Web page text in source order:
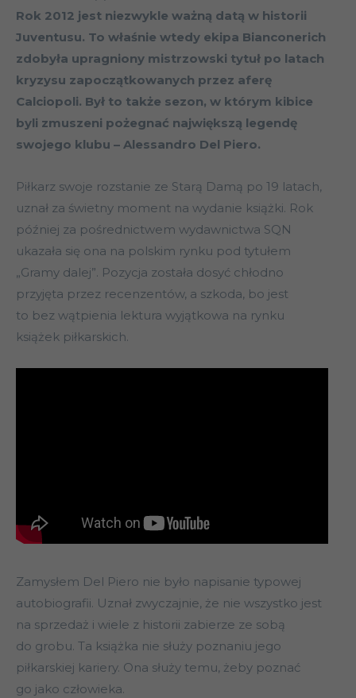
Rok 2012 jest niezwykle ważną datą w historii
Juventusu. To właśnie wtedy ekipa Bianconerich
zdobyła upragniony mistrzowski tytuł po latach
kryzysu zapoczątkowanych przez aferę
Calciopoli. Był to także sezon, w którym kibice
byli zmuszeni pożegnać największą legendę
swojego klubu – Alessandro Del Piero.
Piłkarz swoje rozstanie ze Starą Damą po 19 latach,
uznał za świetny moment na wydanie książki. Rok
później za pośrednictwem wydawnictwa SQN
ukazała się ona na polskim rynku pod tytułem
„Gramy dalej”. Pozycja została dosyć chłodno
przyjęta przez recenzentów, a szkoda, bo jest
to bez wątpienia lektura wyjątkowa na rynku
książek piłkarskich.
Zamysłem Del Piero nie było napisanie typowej
autobiografii. Uznał zwyczajnie, że nie wszystko jest
na sprzedaż i wiele z historii zabierze ze sobą
do grobu. Ta książka nie służy poznaniu jego
piłkarskiej kariery. Ona służy temu, żeby poznać
go jako człowieka.